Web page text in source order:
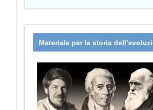
Materiale per la storia